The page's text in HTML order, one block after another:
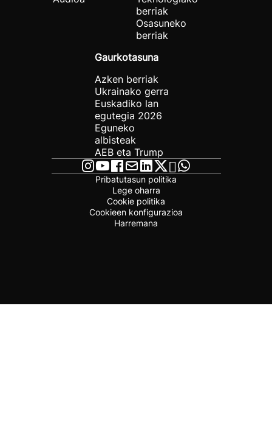
berriak
Osasuneko
berriak
Gaurkotasuna
Azken berriak
Ukrainako gerra
Euskadiko lan
egutegia 2026
Eguneko
albisteak
AEB eta Trump
Pribatutasun politika
Lege oharra
Cookie politika
Cookieen konfigurazioa
Harremana